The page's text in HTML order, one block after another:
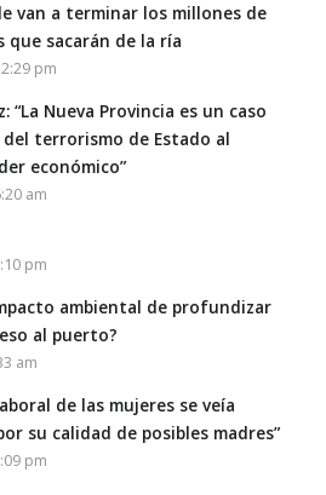
van a terminar los millones de
que sacarán de la ría
pm
“La Nueva Provincia es un caso
terrorismo de Estado al
económico”
am
pm
ambiental de profundizar
al puerto?
am
de las mujeres se veía
su calidad de posibles madres”
pm